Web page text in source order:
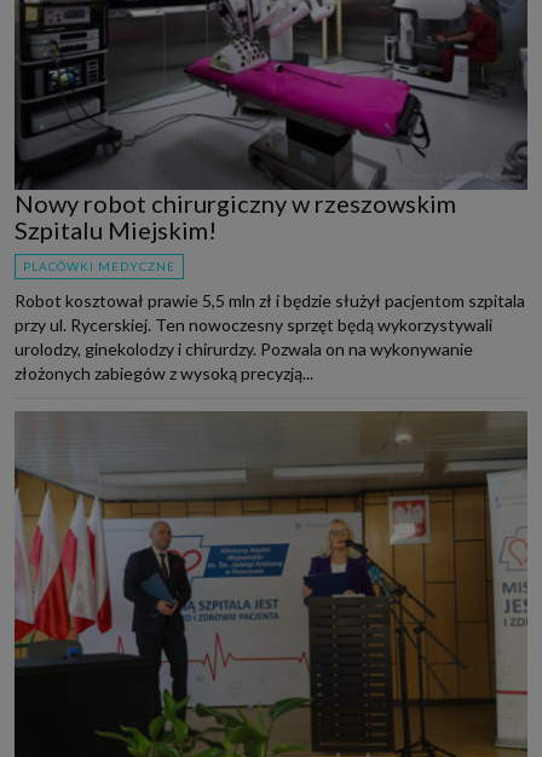
Nowy robot chirurgiczny w rzeszowskim
Szpitalu Miejskim!
PLACÓWKI MEDYCZNE
Robot kosztował prawie 5,5 mln zł i będzie służył pacjentom szpitala
przy ul. Rycerskiej. Ten nowoczesny sprzęt będą wykorzystywali
urolodzy, ginekolodzy i chirurdzy. Pozwala on na wykonywanie
złożonych zabiegów z wysoką precyzją...